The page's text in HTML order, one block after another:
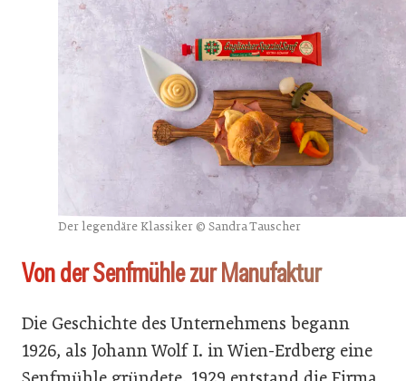
Der legendäre Klassiker © Sandra Tauscher
Von der Senfmühle zur Manufaktur
Die Geschichte des Unternehmens begann
1926, als Johann Wolf I. in Wien-Erdberg eine